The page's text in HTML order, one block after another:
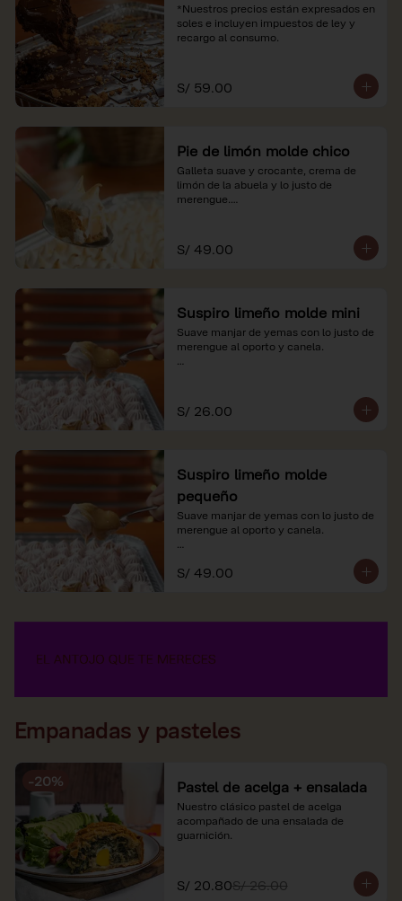
*Nuestros precios están expresados en
soles e incluyen impuestos de ley y
recargo al consumo.
S/ 59.00
Pie de limón molde chico
Galleta suave y crocante, crema de
limón de la abuela y lo justo de
merengue.
soles e incluyen impuestos de ley y
recargo al consumo.
S/ 49.00
Suspiro limeño molde mini
Suave manjar de yemas con lo justo de
merengue al oporto y canela.
S/ 26.00
Suspiro limeño molde
pequeño
Suave manjar de yemas con lo justo de
merengue al oporto y canela.
*Nuestros precios están expresados en
soles e incluyen impuestos de ley y
S/ 49.00
Empanadas y pasteles
-20% Pastel de acelga + ensalada
Nuestro clásico pastel de acelga
acompañado de una ensalada de
guarnición.
S/ 20.80S/ 26.00